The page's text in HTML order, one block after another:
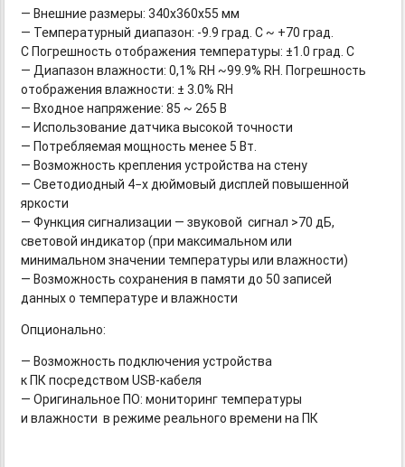
— Внешние размеры: 340х360х55 мм
— Температурный диапазон: -9.9 град. С ~ +70 град.
С Погрешность отображения температуры: ±1.0 град. С
— Диапазон влажности: 0,1% RH ~99.9% RH. Погрешность
отображения влажности: ± 3.0% RH
— Входное напряжение: 85 ~ 265 В
— Использование датчика высокой точности
— Потребляемая мощность менее 5 Вт.
— Возможность крепления устройства на стену
— Светодиодный 4−х дюймовый дисплей повышенной
яркости
— Функция сигнализации — звуковой сигнал >70 дБ,
световой индикатор (при максимальном или
минимальном значении температуры или влажности)
— Возможность сохранения в памяти до 50 записей
данных о температуре и влажности
Опционально:
— Возможность подключения устройства
к ПК посредствомUSB-кабеля
— Оригинальное ПО: мониторинг температуры
и влажности в режиме реального времени на ПК